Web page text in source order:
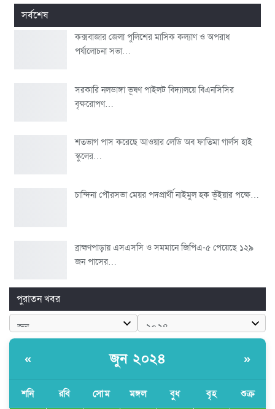
সর্বশেষ
কক্সবাজার জেলা পুলিশের মাসিক কল্যাণ ও অপরাধ
পর্যালোচনা সভা…
সরকারি নলডাঙ্গা ভূষণ পাইলট বিদ্যালয়ে বিএনসিসির
বৃক্ষরোপণ…
শতভাগ পাস করেছে আওয়ার লেডি অব ফাতিমা গার্লস হাই
স্কুলের…
চান্দিনা পৌরসভা মেয়র পদপ্রার্থী নাইমুল হক ভূঁইয়ার পক্ষে…
ব্রাহ্মণপাড়ায় এসএসসি ও সমমানে জিপিএ-৫ পেয়েছে ১২৯
জন পাসের…
পুরাতন খবর
« জুন ২০২৪ »
শনি রবি সোম মঙ্গল বুধ বৃহ শুক্র